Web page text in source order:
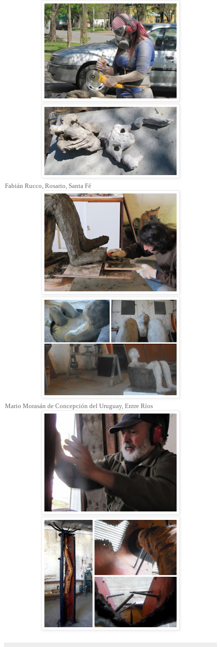
Fabián Rucco, Rosario, Santa Fé
Mario Morasán de Concepción del Uruguay, Entre Ríos